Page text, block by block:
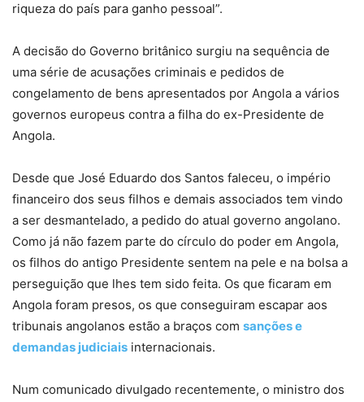
riqueza do país para ganho pessoal”.
A decisão do Governo britânico surgiu na sequência de
uma série de acusações criminais e pedidos de
congelamento de bens apresentados por Angola a vários
governos europeus contra a filha do ex-Presidente de
Angola.
Desde que José Eduardo dos Santos faleceu, o império
financeiro dos seus filhos e demais associados tem vindo
a ser desmantelado, a pedido do atual governo angolano.
Como já não fazem parte do círculo do poder em Angola,
os filhos do antigo Presidente sentem na pele e na bolsa a
perseguição que lhes tem sido feita. Os que ficaram em
Angola foram presos, os que conseguiram escapar aos
tribunais angolanos estão a braços com sanções e
demandas judiciais internacionais.
Num comunicado divulgado recentemente, o ministro dos